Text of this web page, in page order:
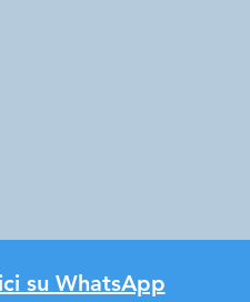
su WhatsApp